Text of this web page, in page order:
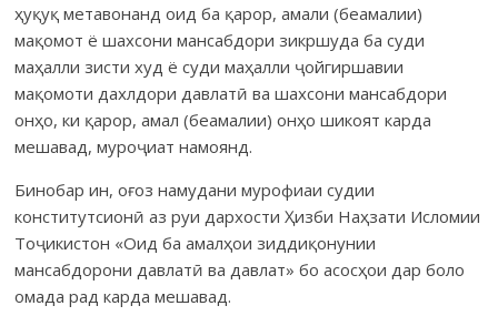
ҳуқуқ метавонанд оид ба қарор, амали (беамалии)
мақомот ё шахсони мансабдори зикршуда ба суди
маҳалли зисти худ ё суди маҳалли ҷойгиршавии
мақомоти дахлдори давлатӣ ва шахсони мансабдори
онҳо, ки қарор, амал (беамалии) онҳо шикоят карда
мешавад, муроҷиат намоянд.
Бинобар ин, оғоз намудани мурофиаи судии
конститутсионӣ аз руи дархости Ҳизби Наҳзати Исломии
Тоҷикистон «Оид ба амалҳои зиддиқонунии
мансабдорони давлатӣ ва давлат» бо асосҳои дар боло
омада рад карда мешавад.